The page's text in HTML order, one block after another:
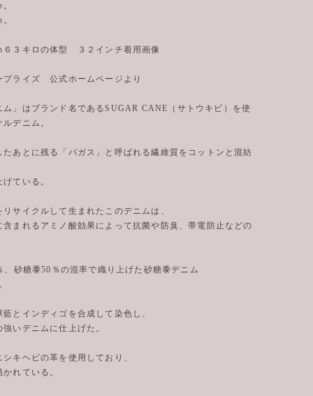
６３キロの体型 ３２インチ着用画像
プライズ 公式ホームページより
ム」はブランド名であるSUGAR CANE（サトウキビ）を使
デニム。
たあとに残る「バガス」と呼ばれる繊維質をコットンと混紡
ている。
サイクルして生まれたこのデニムは、
含まれるアミノ酸効果によって抗菌や防臭、帯電防止などの
、砂糖黍50％の混率で織り上げた砂糖黍デニム
とインディゴを合成して染色し、
いデニムに仕上げた。
キヘビの革を使用しており、
れている。